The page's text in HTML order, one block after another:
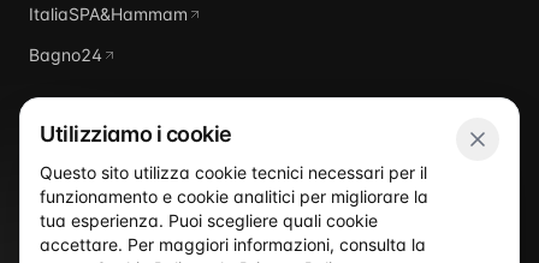
ItaliaSPA&Hammam
Bagno24
ItaliaPiscine
Utilizziamo i cookie
Questo sito utilizza cookie tecnici necessari per il
funzionamento e cookie analitici per migliorare la
tua esperienza. Puoi scegliere quali cookie
accettare. Per maggiori informazioni, consulta la